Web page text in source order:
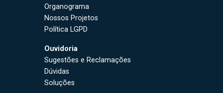
Organograma
Nossos Projetos
Política LGPD
Ouvidoria
Sugestões e Reclamações
Dúvidas
Soluções